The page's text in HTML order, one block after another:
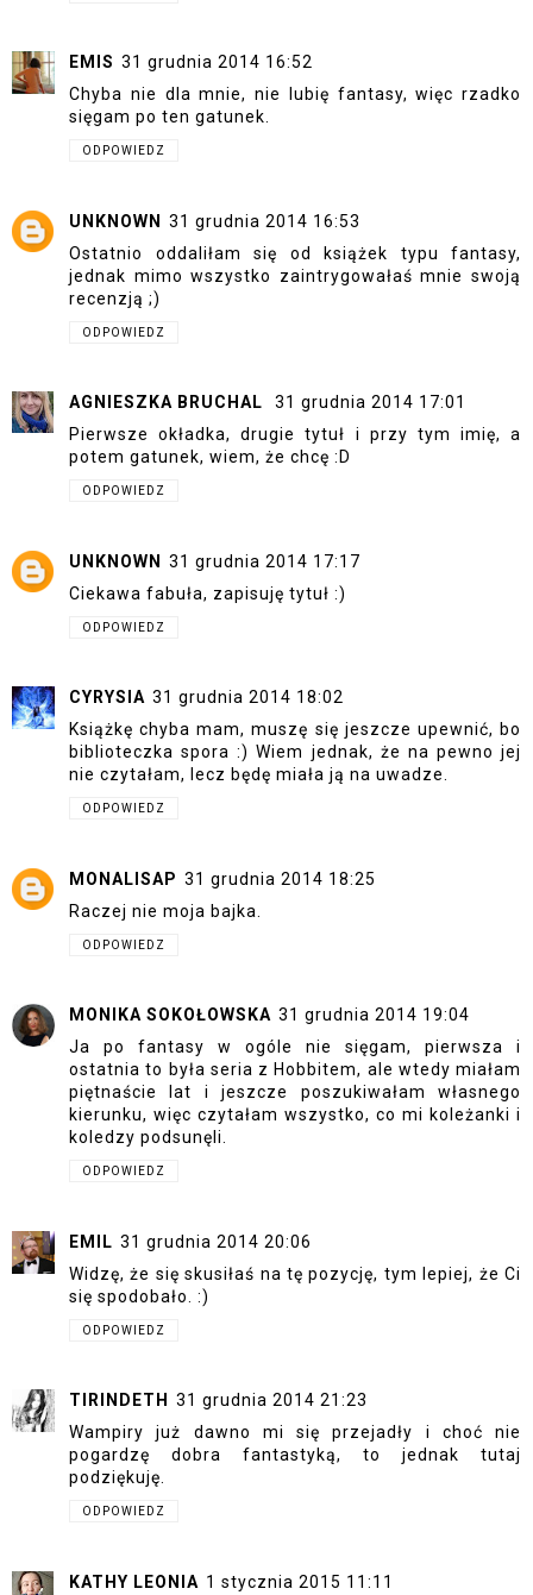
EMIS 31 grudnia 2014 16:52
Chyba nie dla mnie, nie lubię fantasy, więc rzadko
sięgam po ten gatunek.
ODPOWIEDZ
UNKNOWN
31 grudnia 2014 16:53
Ostatnio oddaliłam się od książek typu fantasy,
jednak mimo wszystko zaintrygowałaś mnie swoją
recenzją ;)
ODPOWIEDZ
AGNIESZKA BRUCHAL
31 grudnia 2014 17:01
Pierwsze okładka, drugie tytuł i przy tym imię, a
potem gatunek, wiem, że chcę :D
ODPOWIEDZ
UNKNOWN
31 grudnia 2014 17:17
Ciekawa fabuła, zapisuję tytuł :)
ODPOWIEDZ
CYRYSIA 31 grudnia 2014 18:02
Książkę chyba mam, muszę się jeszcze upewnić, bo
biblioteczka spora :) Wiem jednak, że na pewno jej
nie czytałam, lecz będę miała ją na uwadze.
ODPOWIEDZ
MONALISAP 31 grudnia 2014 18:25
Raczej nie moja bajka.
ODPOWIEDZ
MONIKA SOKOŁOWSKA 31 grudnia 2014 19:04
Ja po fantasy w ogóle nie sięgam, pierwsza i
ostatnia to była seria z Hobbitem, ale wtedy miałam
piętnaście lat i jeszcze poszukiwałam własnego
kierunku, więc czytałam wszystko, co mi koleżanki i
koledzy podsunęli.
ODPOWIEDZ
EMIL 31 grudnia 2014 20:06
Widzę, że się skusiłaś na tę pozycję, tym lepiej, że Ci
się spodobało. :)
ODPOWIEDZ
TIRINDETH
31 grudnia 2014 21:23
Wampiry już dawno mi się przejadły i choć nie
pogardzę dobra fantastyką, to jednak tutaj
podziękuję.
ODPOWIEDZ
KATHY LEONIA 1 stycznia 2015 11:11